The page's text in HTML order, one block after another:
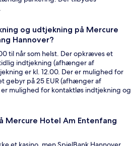
og udtjekning på Mercure
Hannover?
til når som helst. Der opkræves et
indtjekning (afhænger af
er kl. 12.00. Der er mulighed for
gebyr på 25 EUR (afhænger af
mulighed for kontaktløs indtjekning og
Mercure Hotel Am Entenfang